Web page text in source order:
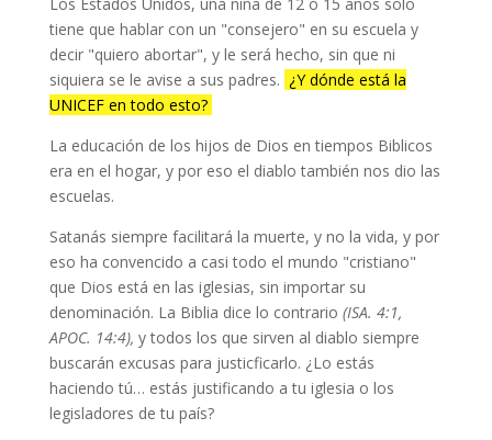
tiene que hablar con un "consejero" en su escuela y
decir "quiero abortar", y le será hecho, sin que ni
siquiera se le avise a sus padres. ¿Y dónde está la
UNICEF en todo esto?
La educación de los hijos de Dios en tiempos Biblicos
era en el hogar, y por eso el diablo también nos dio las
escuelas.
Satanás siempre facilitará la muerte, y no la vida, y por
eso ha convencido a casi todo el mundo "cristiano"
que Dios está en las iglesias, sin importar su
denominación. La Biblia dice lo contrario (ISA. 4:1,
APOC. 14:4), y todos los que sirven al diablo siempre
buscarán excusas para justicficarlo. ¿Lo estás
haciendo tú… estás justificando a tu iglesia o los
legisladores de tu país?